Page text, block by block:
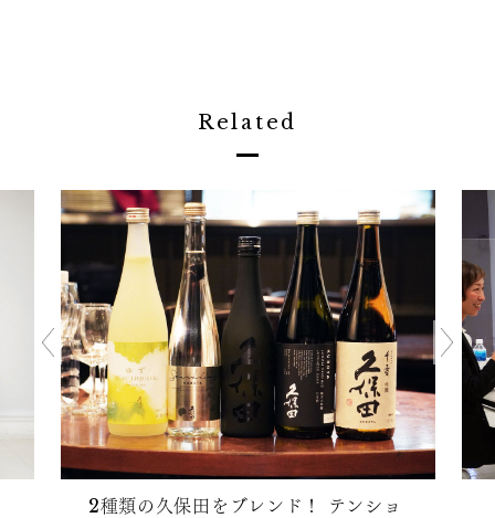
Related
2種類の久保田をブレンド！ テンショ